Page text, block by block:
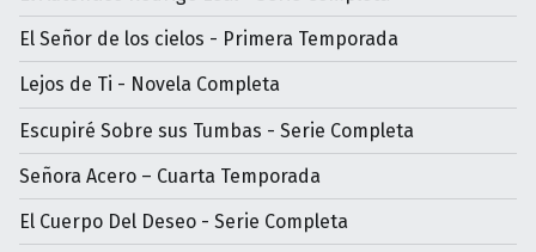
El Señor de los cielos - Primera Temporada
Lejos de Ti - Novela Completa
Escupiré Sobre sus Tumbas - Serie Completa
Señora Acero – Cuarta Temporada
El Cuerpo Del Deseo - Serie Completa